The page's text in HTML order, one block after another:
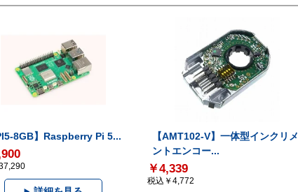
8GB】Raspberry Pi 5...
【AMT102-V】一体型インクリメ
ントエンコー...
￥4,339
税込￥4,772